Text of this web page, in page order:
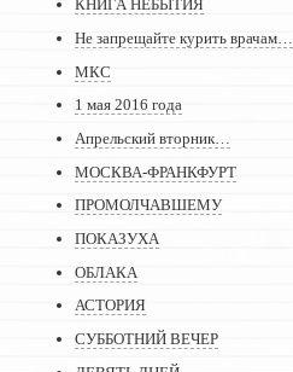
КНИГА НЕБЫТИЯ
Не запрещайте курить врачам…
МКС
1 мая 2016 года
Апрельский вторник…
МОСКВА-ФРАНКФУРТ
ПРОМОЛЧАВШЕМУ
ПОКАЗУХА
ОБЛАКА
АСТОРИЯ
СУББОТНИЙ ВЕЧЕР